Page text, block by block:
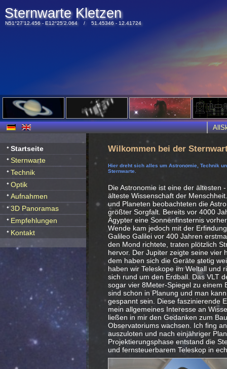
Sternwarte Kletzen
N51°27'12.456 - E12°25'2.064 / 51.45346 - 12.41724
Startseite
Sternwarte
Technik
Optik
Aufnahmen
3D Panoramas
Empfehlungen
Kontakt
Wilkommen bei der
Hier dreht sich alles um Astronomie, Technik
Sternwarte.
Die Astronomie ist eine der ältesten
älteste Wissenschaft der
und Planeten beobachteten die
größter Sorgfalt. Bereits vor 4000
Ägypter eine Sonnenfinsternis
Wende kam jedoch mit der
Galileo Galilei vor 400 Jahren
den Mond richtete, traten plötzlich
hervor. Der Jupiter zeigte seine vier
dem haben sich die Geräte stetig
haben wir Teleskope im Weltall und
sich rund um den Erdball. Das VLT
sogar vier 8Meter-Spiegel zu einem
sind schon in Planung und man
gespannt sein. Diese faszinierende
mein allgemeines Interesse an
ließen in mir den Gedanken zum
Observatoriums wachsen. Ich fing
auszuloten und nach einjähriger
Projektierungsphase entstand die
und fernsteuerbarem Teleskop in